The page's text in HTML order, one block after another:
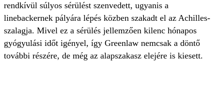
rendkívül súlyos sérülést szenvedett, ugyanis a
linebackernek pályára lépés közben szakadt el az Achilles-
szalagja. Mivel ez a sérülés jellemzően kilenc hónapos
gyógyulási időt igényel, így Greenlaw nemcsak a döntő
további részére, de még az alapszakasz elejére is kiesett.